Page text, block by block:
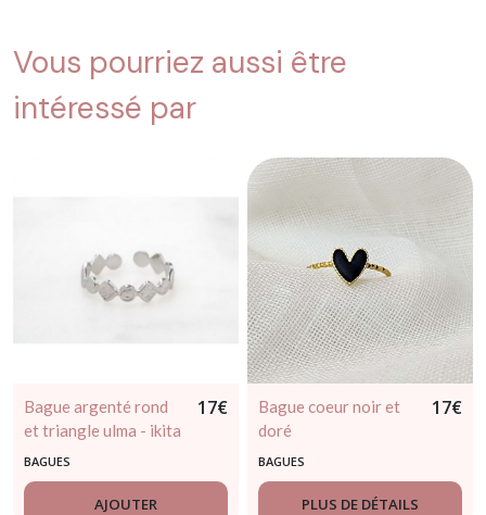
Vous pourriez aussi être
intéressé par
Bague argenté rond
et triangle ulma - ikita
17€
BAGUES
AJOUTER
Bague coeur noir et
doré
17€
BAGUES
PLUS DE DÉTAILS